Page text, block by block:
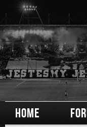
HOME